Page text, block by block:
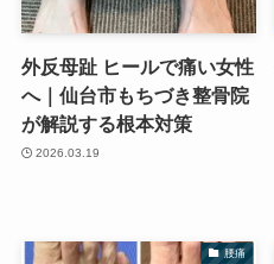
外反母趾 ヒールで痛い女性
へ｜仙台市もちづき整骨院
が解説する根本対策
2026.03.19
腰痛